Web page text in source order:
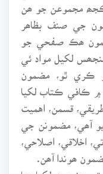
ڪجھ مجموعن جو ھن
جي صنف بظاھر
ھڪ صفحي جو
لکيل مواد ئي
ڪري ٿو، مضمون
۾ ڪافي ڪتاب لکيا
قسمن، اهميت
آھي، مضمونن جي
اخلاقي، اصلاحي،
ھوندا آھن.
مضمون لکيا ويا